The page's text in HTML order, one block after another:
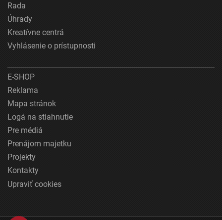
Rada
Úhrady
Kreatívne centrá
Vyhlásenie o prístupnosti
E-SHOP
Reklama
Mapa stránok
Logá na stiahnutie
Pre médiá
Prenájom majetku
Projekty
Kontakty
Upraviť cookies